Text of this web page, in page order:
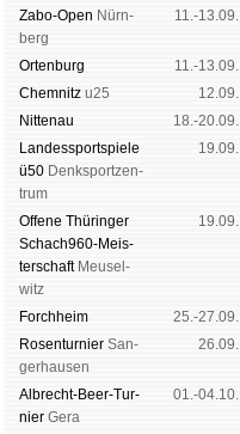
Zabo-Open Nürn­
berg
11.-13.09.
Orten­burg
11.-13.09.
Chem­nitz u25
12.09.
Nitte­nau
18.-20.09.
Landes­sport­spiele
ü50 Denk­sport­zen­
trum
19.09.
Offene Thü­rin­ger
Schach960-Meis­
ter­schaftMeu­sel­
witz
19.09.
Forch­heim
25.-27.09.
Rosen­tur­nier San­
ger­hau­sen
26.09.
Albrecht-Beer-Tur­
nier Ge­ra
01.-04.10.